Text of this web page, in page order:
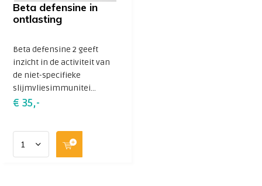
Beta defensine in
ontlasting
Beta defensine 2 geeft
inzicht in de activiteit van
de niet-specifieke
slijmvliesimmunitei...
€ 35,-